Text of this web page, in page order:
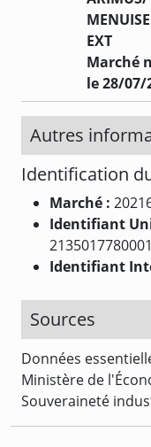
EXT
Marché
le 28/07/
Autres
Identification
Marché :
Identifiant
Identifiant
Sources
Données
Ministère de
Souveraineté